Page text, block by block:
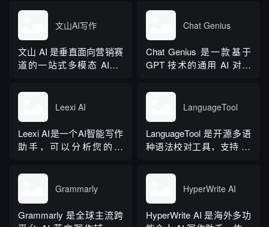
余种专业角色...
力，同时内置多领域 AI 私
论您是需要撰写博客文
章、产品描述、登录页面
还是研究论文。
主，核心能力是实时扫描
网页文字，甄别 GPT 系列
大模型产出内容，依托斯
坦福零样本概率曲率检测
技术，无需针对新模型重
注册登录，面向科研人...
文山AI写作
文山 AI 是垂直面向营销赛
道的一站式多模态 AIGC
成，依托深度学习算法学
习用户创作风格，适配新
闻稿、产品文案、广告宣
传等各类营销文体。内置
十大类海量行业模板，覆
普通用户选择模板填入需
Chat Genius
Chat Genius 是一款基于
GPT 技术的通用 AI 对话
言处理能力实现图文双向
交互，支持自定义专属个
性化 AI 助理，覆盖问答查
询、内容创作、生活事务
辅助等场景。产品采用金
拉新、观看广告...
Leexi AI
Leexi AI是一个AI智能写作
助手，可以分析您的文
本的反馈和建议，帮助您
纠正语法、拼写和标点符
号错误等。
LanguageTool
LanguageTool 是开源多语
种语法校对工具，支持 30
盖英、西、德、法等主流
语种，区分六大英语地域
版本。工具除基础拼写语
法纠错外，还可校验标
Grammarly
Grammarly 是全球主流跨
HyperWrite AI
HyperWrite AI 是海外多功